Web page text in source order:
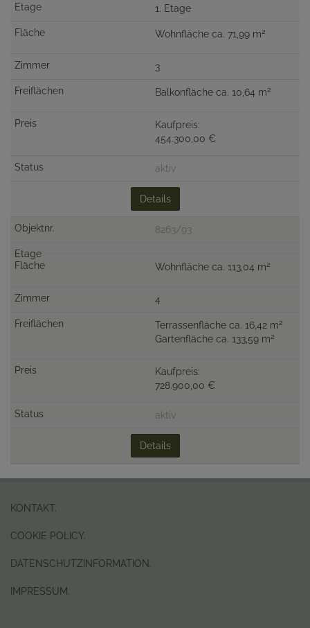
1. Etage
Wohnfläche ca. 71,99 m2
3
Balkonfläche ca. 10,64 m2
Kaufpreis:
454.300,00 €
aktiv
Details
8263/93
Wohnfläche ca. 113,04 m2
4
Terrassenfläche ca. 16,42 m2
Gartenfläche ca. 133,59 m2
Kaufpreis:
728.900,00 €
aktiv
Details
KONTAKT.
COOKIE POLICY.
DATENSCHUTZINFORMATION.
IMPRESSUM.